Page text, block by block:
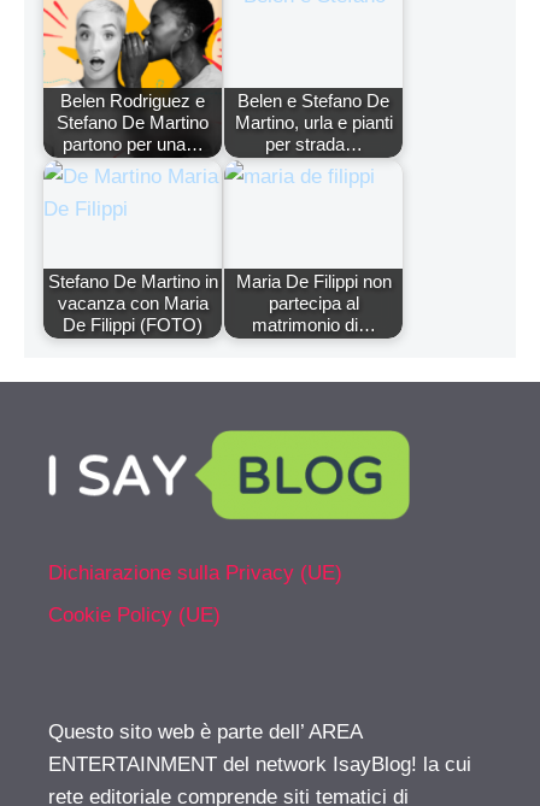
Belen Rodriguez e
Stefano De Martino
partono per una…
Belen e Stefano De
Martino, urla e pianti
per strada…
Stefano De Martino in
vacanza con Maria
De Filippi (FOTO)
Maria De Filippi non
partecipa al
matrimonio di…
Dichiarazione sulla Privacy (UE)
Cookie Policy (UE)
Questo sito web è parte dell’ AREA
ENTERTAINMENT del network IsayBlog! la cui
rete editoriale comprende siti tematici di